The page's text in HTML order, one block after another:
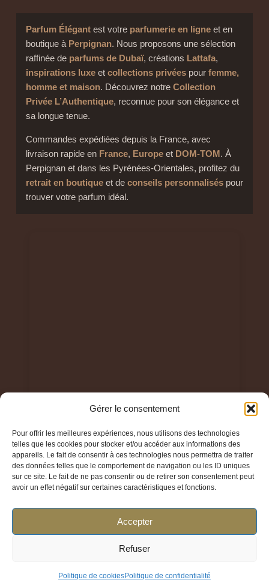
Gérer le consentement
Pour offrir les meilleures expériences, nous utilisons des technologies
telles que les cookies pour stocker et/ou accéder aux informations des
appareils. Le fait de consentir à ces technologies nous permettra de traiter
des données telles que le comportement de navigation ou les ID uniques
sur ce site. Le fait de ne pas consentir ou de retirer son consentement peut
avoir un effet négatif sur certaines caractéristiques et fonctions.
Accepter
Refuser
Politique de cookiesPolitique de confidentialité
Parfum Élégantest votre parfumerie en ligneet en
boutique à Perpignan. Nous proposons une sélection
raffinée de parfums de Dubaï, créations Lattafa,
inspirations luxeet collections privéespour femme,
homme et maison. Découvrez notre Collection
Privée L’Authentique, reconnue pour son élégance et
sa longue tenue.
Commandes expédiées depuis la France, avec
livraison rapide en France, Europeet DOM-TOM. À
Perpignan et dans les Pyrénées-Orientales, profitez du
retrait en boutiqueet de conseils personnaliséspour
trouver votre parfum idéal.
© 2024 Parfum Élégant TOUS DROITS RESERVES